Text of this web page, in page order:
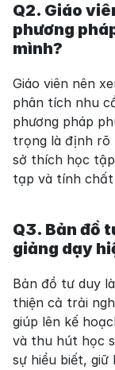
Q2. Giáo
phương
mình?
Giáo viên nên
phân tích nhu
phương pháp
trọng là định rõ
sở thích học
tạp và tính chất
Q3. Bản đồ
giảng dạy
Bản đồ tư duy
thiện cả trải
giúp lên kế
và thu hút học
sự hiểu biết, giữ